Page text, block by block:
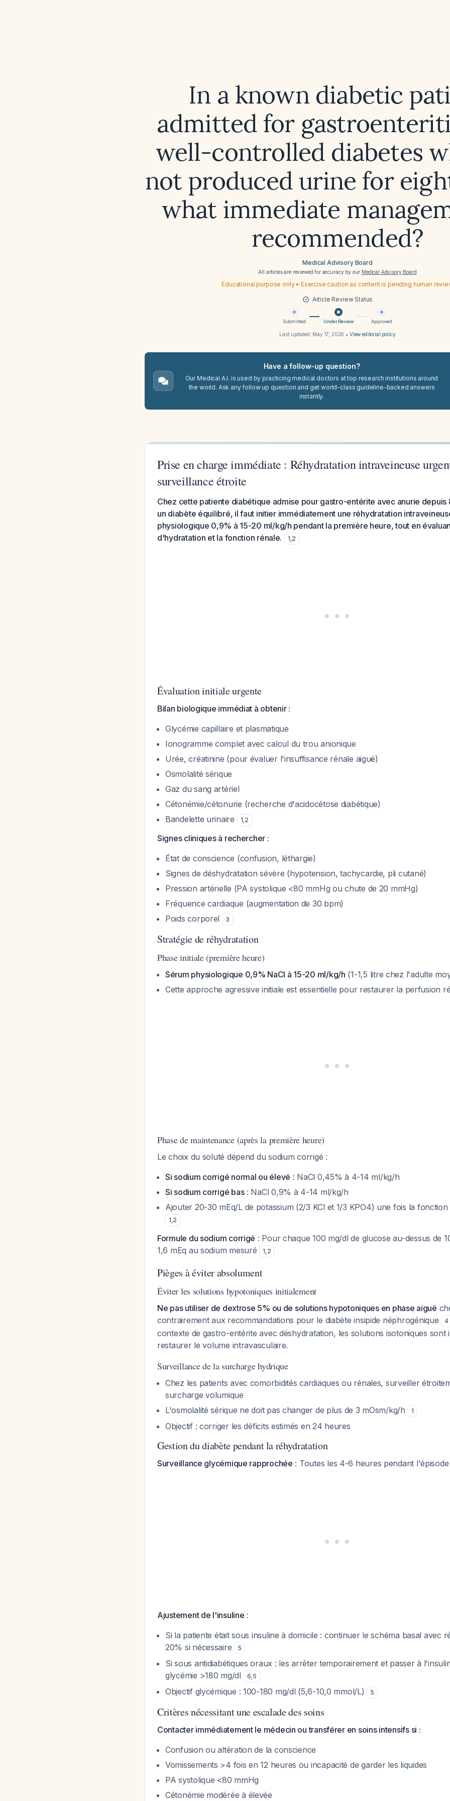
In a known diabetic
admitted for
well-controlled diabetes
not produced urine for
what immediate
recommended?
Medical Advisory Board
All articles are reviewed for accuracy by our Medical Advisory Board
Educational purpose only • Exercise caution as content is pending human
Article Review Status
Submitted Under Review Approved
Last updated: May 17, 2026 • View editorial policy
Have a follow-up question?
Our Medical A.I. is used by practicing medical doctors at top research institutions around
the world. Ask any follow up question and get world-class guideline-backed answers
instantly.
Prise en charge immédiate : Réhydratation intraveineuse
surveillance étroite
Chez cette patiente diabétique admise pour gastro-entérite avec anurie depuis
un diabète équilibré, il faut initier immédiatement une réhydratation
physiologique 0,9% à 15-20 ml/kg/h pendant la première heure, tout en
d'hydratation et la fonction rénale.
1,2
Évaluation initiale urgente
Bilan biologique immédiat à obtenir :
Glycémie capillaire et plasmatique
Ionogramme complet avec calcul du trou anionique
Urée, créatinine (pour évaluer l'insuffisance rénale aiguë)
Osmolalité sérique
Gaz du sang artériel
Cétonémie/cétonurie (recherche d'acidocétose diabétique)
Bandelette urinaire
1,2
Signes cliniques à rechercher :
État de conscience (confusion, léthargie)
Signes de déshydratation sévère (hypotension, tachycardie, pli cutané)
Pression artérielle (PA systolique <80 mmHg ou chute de 20 mmHg)
Fréquence cardiaque (augmentation de 30 bpm)
Poids corporel
3
Stratégie de réhydratation
Phase initiale (première heure)
Sérum physiologique 0,9% NaCl à 15-20 ml/kg/h (1-1,5 litre chez l'adulte
Cette approche agressive initiale est essentielle pour restaurer la perfusion
Phase de maintenance (après la première heure)
Le choix du soluté dépend du sodium corrigé :
Si sodium corrigé normal ou élevé : NaCl 0,45% à 4-14 ml/kg/h
Si sodium corrigé bas: NaCl 0,9% à 4-14 ml/kg/h
Ajouter 20-30 mEq/L de potassium (2/3 KCl et 1/3 KPO4) une fois la
1,2
Formule du sodium corrigé : Pour chaque 100 mg/dl de glucose au-dessus de
1,6 mEq au sodium mesuré
1,2
Pièges à éviter absolument
Éviter les solutions hypotoniques initialement
Ne pas utiliser de dextrose 5% ou de solutions hypotoniques en phase aiguë
contrairement aux recommandations pour le diabète insipide néphrogénique
4
contexte de gastro-entérite avec déshydratation, les solutions isotoniques sont
restaurer le volume intravasculaire.
Surveillance de la surcharge hydrique
Chez les patients avec comorbidités cardiaques ou rénales, surveiller
surcharge volumique
L'osmolalité sérique ne doit pas changer de plus de 3 mOsm/kg/h
1
Objectif : corriger les déficits estimés en 24 heures
Gestion du diabète pendant la réhydratation
Surveillance glycémique rapprochée : Toutes les 4-6 heures pendant l'épisode
Ajustement de l'insuline :
Si la patiente était sous insuline à domicile : continuer le schéma basal avec
20% si nécessaire
5
Si sous antidiabétiques oraux : les arrêter temporairement et passer à
glycémie >180 mg/dl
6,5
Objectif glycémique : 100-180 mg/dl (5,6-10,0 mmol/L) 5
Critères nécessitant une escalade des soins
Contacter immédiatement le médecin ou transférer en soins intensifs si :
Confusion ou altération de la conscience
Vomissements >4 fois en 12 heures ou incapacité de garder les liquides
PA systolique <80 mmHg
Cétonémie modérée à élevée